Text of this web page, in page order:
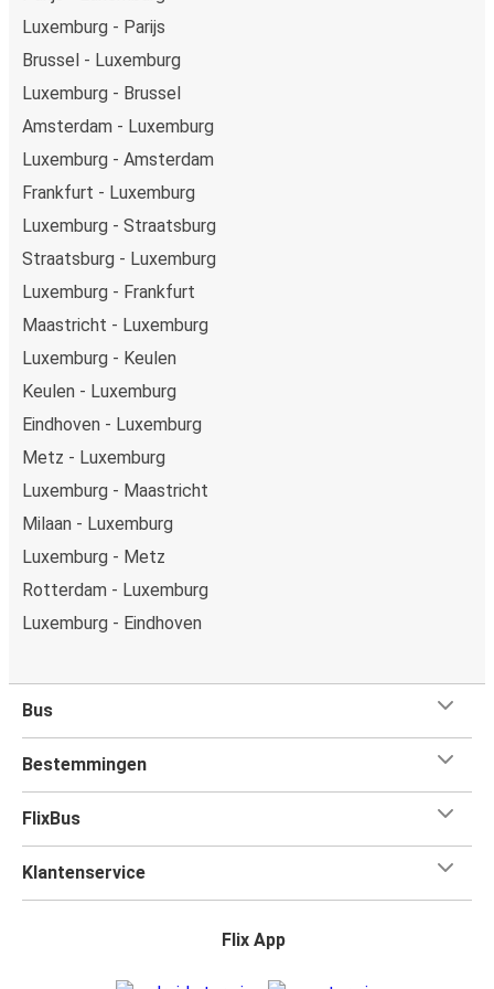
Luxemburg - Parijs
Brussel - Luxemburg
Luxemburg - Brussel
Amsterdam - Luxemburg
Luxemburg - Amsterdam
Frankfurt - Luxemburg
Luxemburg - Straatsburg
Straatsburg - Luxemburg
Luxemburg - Frankfurt
Maastricht - Luxemburg
Luxemburg - Keulen
Keulen - Luxemburg
Eindhoven - Luxemburg
Metz - Luxemburg
Luxemburg - Maastricht
Milaan - Luxemburg
Luxemburg - Metz
Rotterdam - Luxemburg
Luxemburg - Eindhoven
Bus
Bestemmingen
FlixBus
Klantenservice
Flix App